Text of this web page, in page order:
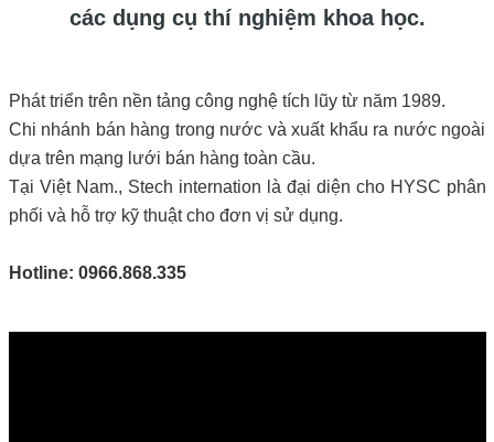
các dụng cụ thí nghiệm khoa học.
Phát triển trên nền tảng công nghệ tích lũy từ năm 1989.
Chi nhánh bán hàng trong nước và xuất khẩu ra nước ngoài
dựa trên mạng lưới bán hàng toàn cầu.
Tại Việt Nam., Stech internation là đại diện cho HYSC phân
phối và hỗ trợ kỹ thuật cho đơn vị sử dụng.
Hotline: 0966.868.335